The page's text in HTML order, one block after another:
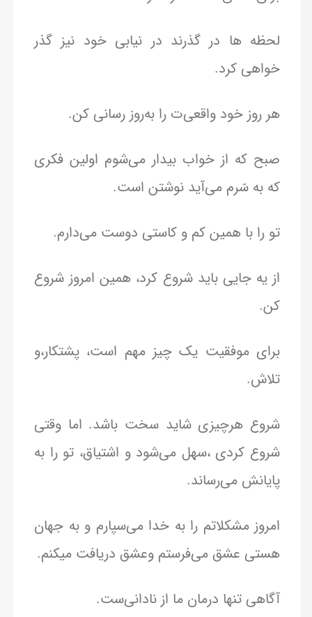
لحظه ها در گذرند در نیابی خود نیز گذر
خواهی کرد.
هر روز خود واقعی‌ت را به‌روز رسانی کن.
صبح که از خواب بیدار می‌شوم اولین فکری
که به سّرم می‌آید نوشتن است.
تو را با همین کم و کاستی دوست می‌دارم.
از یه جایی باید شروع کرد، همین امروز شروع
کن.
برای موفقیت یک چیز مهم است، پشتکار،و
تلاش.
شروع هرچیزی شاید سخت باشد. اما وقتی
شروع کردی ،سهل می‌شود و اشتیاق، تو را به
پایانش می‌رساند.
امروز مشکلاتم را به خدا می‌سپارم و به جهان
هستی عشق می‌فرستم وعشق دریافت میکنم.
آگاهی تنها درمان ما از نادانی‌ست.